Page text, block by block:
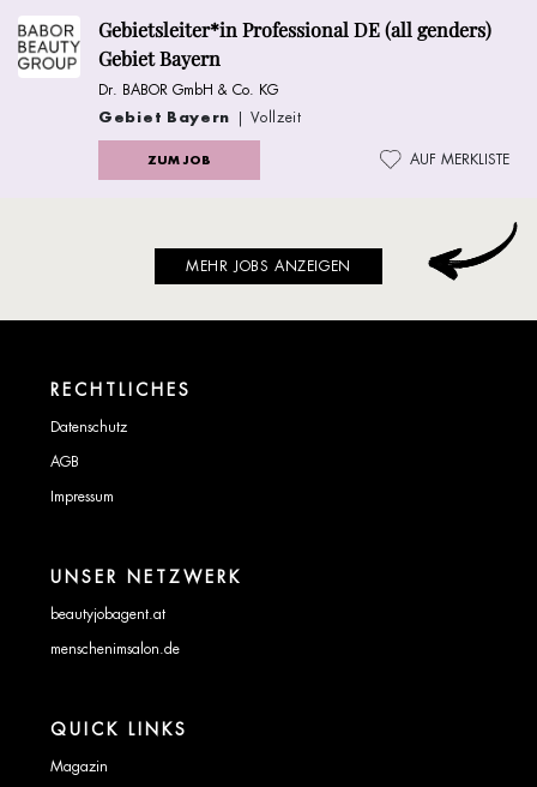
Gebietsleiter*in Professional DE (all genders)
Gebiet Bayern
Dr. BABOR GmbH & Co. KG
Gebiet Bayern | Vollzeit
ZUM JOB AUF MERKLISTE
MEHR JOBS ANZEIGEN
RECHTLICHES
Datenschutz
AGB
Impressum
UNSER NETZWERK
beautyjobagent.at
menschenimsalon.de
QUICK LINKS
Magazin